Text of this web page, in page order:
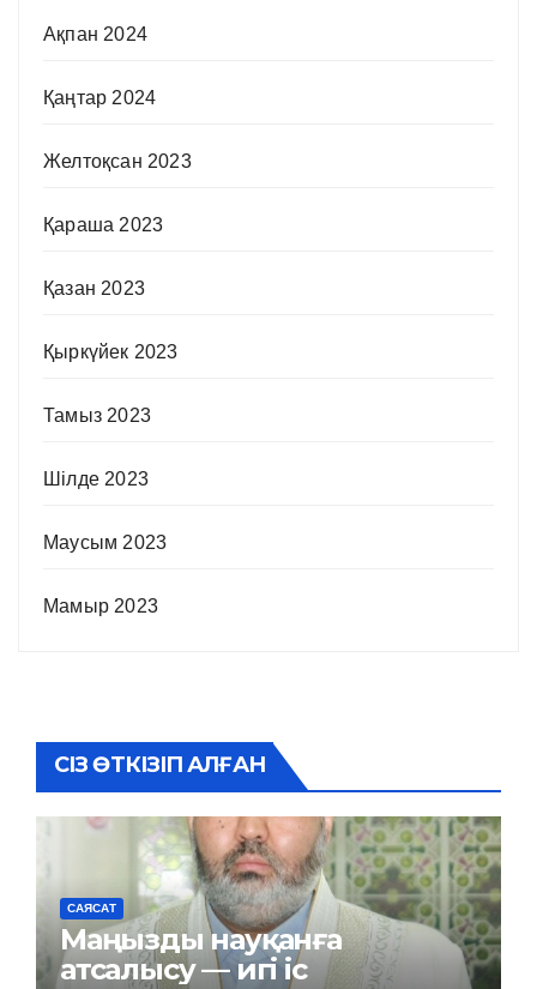
Ақпан 2024
Қаңтар 2024
Желтоқсан 2023
Қараша 2023
Қазан 2023
Қыркүйек 2023
Тамыз 2023
Шілде 2023
Маусым 2023
Мамыр 2023
СІЗ ӨТКІЗІП АЛҒАН
САЯСАТ
Маңызды науқанға
атсалысу — игі іс